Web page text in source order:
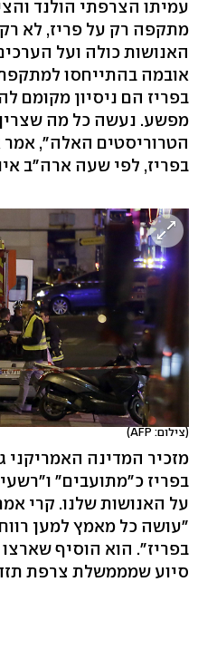
עמיתו הצרפתי הולנד
מתקפה רק על פריז, לא
האנושות כולה ועל
אובמה בהתייחסו
בפריז הם ניסיון מקומם
מפשע. נעשה כל מה
הטרוריסטים האלה",
בפריז, לפי שעה ארה"ב
(צילום: AFP)
מזכיר המדינה
בפריז כ"מתועבים"
על האנושות שלנו. קרי
"עושה כל מאמץ למען
בפריז". הוא הוסיף
סיוע שמממשלת צרפת